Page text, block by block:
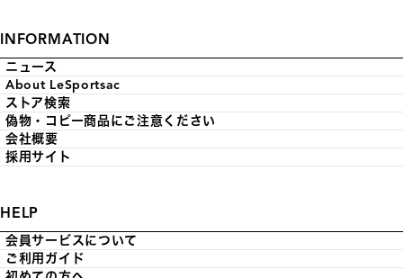
INFORMATION
ニュース
About LeSportsac
ストア検索
偽物・コピー商品にご注意ください
会社概要
採用サイト
HELP
会員サービスについて
ご利用ガイド